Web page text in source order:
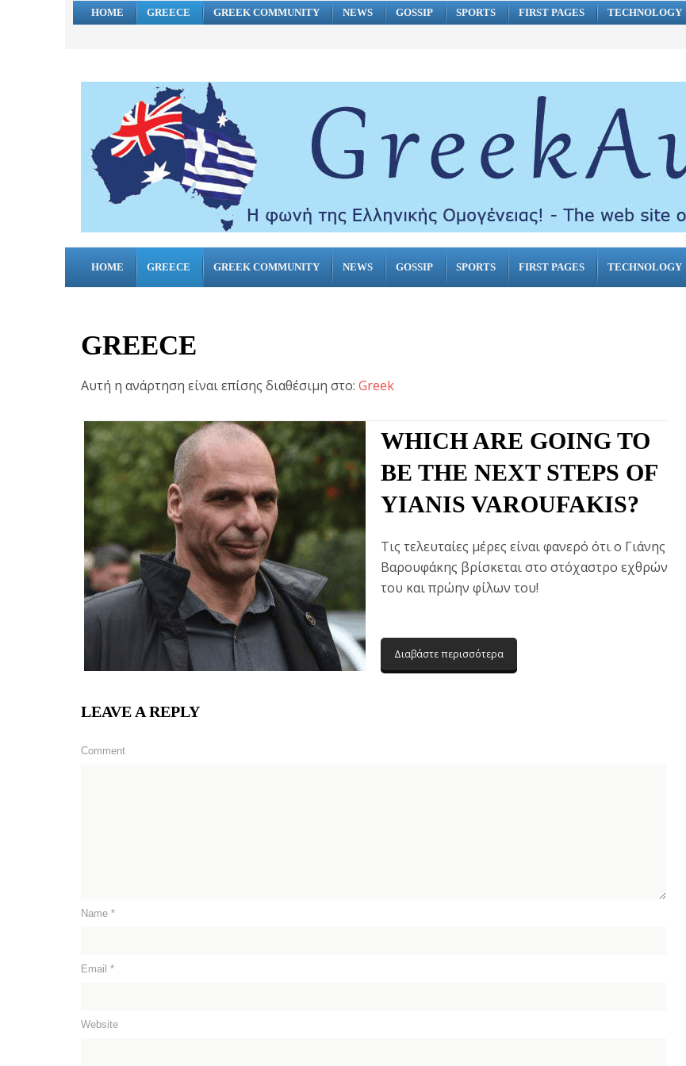
HOME GREECE GREEK COMMUNITY NEWS GOSSIP SPORTS FIRST PAGES TECHNOLOGY
HOME GREECE GREEK COMMUNITY NEWS GOSSIP SPORTS FIRST PAGES TECHNOLOGY
GREECE
Αυτή η ανάρτηση είναι επίσης διαθέσιμη στο: Greek
WHICH ARE GOING TO
BE THE NEXT STEPS OF
YIANIS VAROUFAKIS?
Τις τελευταίες μέρες είναι φανερό ότι ο Γιάνης
Βαρουφάκης βρίσκεται στο στόχαστρο εχθρών
του και πρώην φίλων του!
Διαβάστε περισσότερα
LEAVE A REPLY
Comment
Name *
Email *
Website